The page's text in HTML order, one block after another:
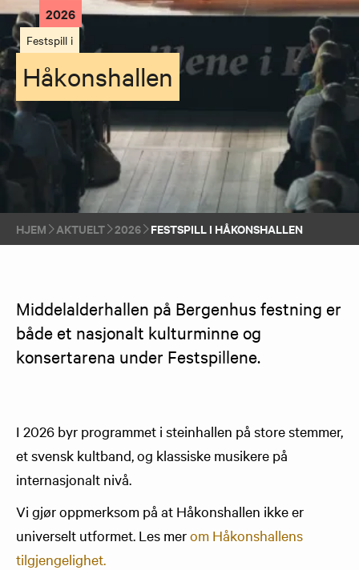
2026
Festspill i
Håkonshallen
HJEM AKTUELT 2026 FESTSPILL I HÅKONSHALLEN
Middelalderhallen på Bergenhus festning er
både et nasjonalt kulturminne og
konsertarena under Festspillene.
I 2026 byr programmet i steinhallen på store stemmer,
et svensk kultband, og klassiske musikere på
internasjonalt nivå.
Vi gjør oppmerksom på at Håkonshallen ikke er
universelt utformet. Les merom Håkonshallens
tilgjengelighet.